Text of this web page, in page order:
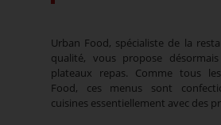
Urban Food, spécialiste de la
qualité, vous propose
plateaux repas. Comme tous
Food, ces menus sont
cuisines essentiellement avec des